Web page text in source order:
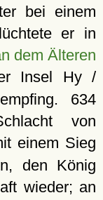
bei einem
er in
dem Älteren
Insel Hy /
634
von
einem Sieg
den König
wieder; an